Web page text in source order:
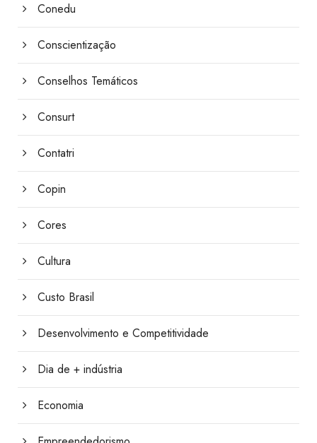
Conedu
Conscientização
Conselhos Temáticos
Consurt
Contatri
Copin
Cores
Cultura
Custo Brasil
Desenvolvimento e Competitividade
Dia de + indústria
Economia